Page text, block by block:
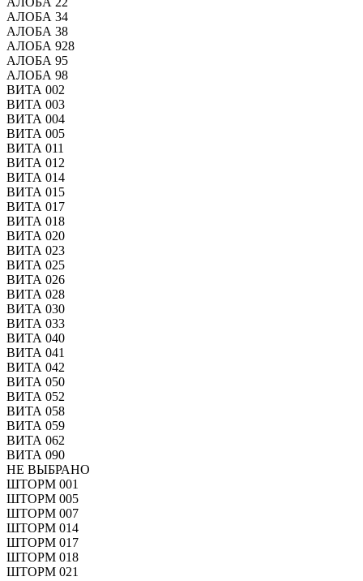
АЛОБА 34
АЛОБА 38
АЛОБА 928
АЛОБА 95
АЛОБА 98
ВИТА 002
ВИТА 003
ВИТА 004
ВИТА 005
ВИТА 011
ВИТА 012
ВИТА 014
ВИТА 015
ВИТА 017
ВИТА 018
ВИТА 020
ВИТА 023
ВИТА 025
ВИТА 026
ВИТА 028
ВИТА 030
ВИТА 033
ВИТА 040
ВИТА 041
ВИТА 042
ВИТА 050
ВИТА 052
ВИТА 058
ВИТА 059
ВИТА 062
ВИТА 090
НЕ ВЫБРАНО
ШТОРМ 001
ШТОРМ 005
ШТОРМ 007
ШТОРМ 014
ШТОРМ 017
ШТОРМ 018
ШТОРМ 021